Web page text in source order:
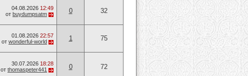
04.08.2026 12:49
от buydumpsatm 0 32
01.08.2026 22:57
от wonderful-world 1 75
30.07.2026 18:28
от thomaspeter441 0 72